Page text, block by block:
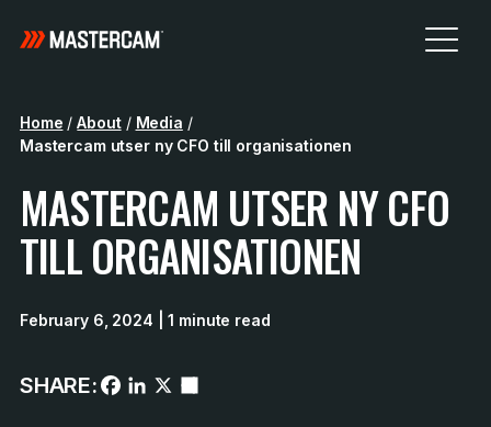
Home / About / Media /
Mastercam utser ny CFO till organisationen
MASTERCAM UTSER NY CFO
TILL ORGANISATIONEN
February 6, 2024 | 1 minute read
SHARE: